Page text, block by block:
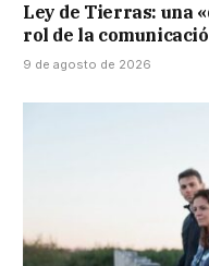
Ley de Tierras: una
rol de la
9 de agosto de 2026